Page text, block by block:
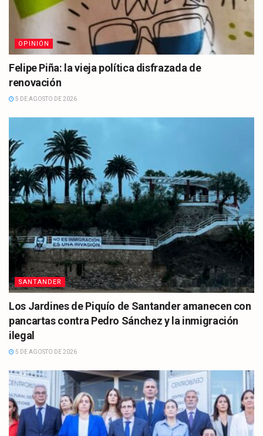
OPINIÓN
Felipe Piña: la vieja política disfrazada de
renovación
5 DE AGOSTO DE 2026
SANTANDER
Los Jardines de Piquío de Santander amanecen con
pancartas contra Pedro Sánchez y la inmigración
ilegal
5 DE AGOSTO DE 2026